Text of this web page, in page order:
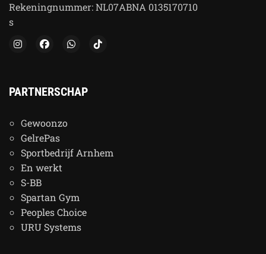
Rekeningnummer:NL07ABNA 0135170710
s
PARTNERSCHAP
Gewoonzo
GelrePas
Sportbedrijf Arnhem
En werkt
S-BB
Spartan Gym
Peoples Choice
URU Systems